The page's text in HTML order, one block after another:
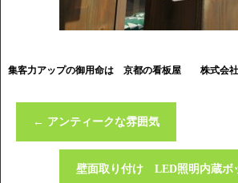
集客力アップの御用命は 京都の看板屋 株式会
← アンティークな雰囲気
壁面取り付け LED照明内蔵